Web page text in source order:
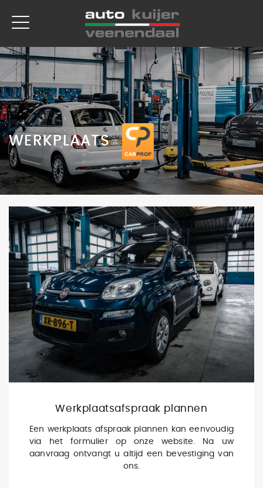
WERKPLAATS
Werkplaatsafspraak plannen
Een werkplaats afspraak plannen kan eenvoudig
via het formulier op onze website. Na uw
aanvraag ontvangt u altijd een bevestiging van
ons.